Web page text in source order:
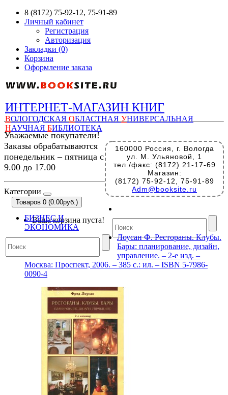
8 (8172) 75-92-12, 75-91-89
Личный кабинет
Регистрация
Авторизация
Закладки (0)
Корзина
Оформление заказа
ИНТЕРНЕТ-МАГАЗИН КНИГ
ВОЛОГОДСКАЯ ОБЛАСТНАЯ УНИВЕРСАЛЬНАЯ
НАУЧНАЯ БИБЛИОТЕКА
160000 Россия, г. Вологда
ул. М. Ульяновой, 1
тел./факс: (8172) 21-17-69
Магазин:
(8172) 75-92-12, 75-91-89
Adm@booksite.ru
Уважаемые покупатели!
Заказы обрабатываются
понедельник – пятница с
9.00 до 17.00
Категории
Товаров 0 (0.00руб.)
Ваша корзина пуста!
БИЗНЕС И
ЭКОНОМИКА
Лоусан Ф. Рестораны. Клубы.
Бары: планирование, дизайн,
управление. – 2-е изд. –
Москва: Проспект, 2006. – 385 с.: ил. – ISBN 5-7986-
0090-4